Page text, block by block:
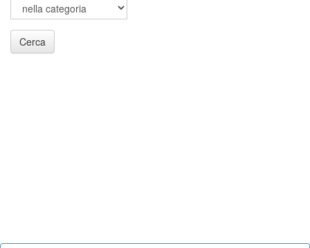
Cerca